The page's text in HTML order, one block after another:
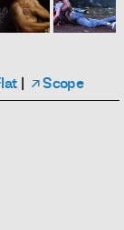
| Scope